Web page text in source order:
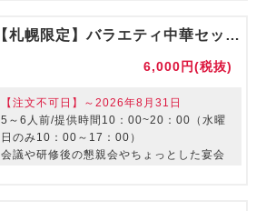
【札幌限定】バラエティ中華セット【ご利用期間：9/1～】
6,000円(税抜)
【注文不可日】～2026年8月31日
5～6人前/提供時間10：00~20：00（水曜
日のみ10：00～17：00）
会議や研修後の懇親会やちょっとした宴会